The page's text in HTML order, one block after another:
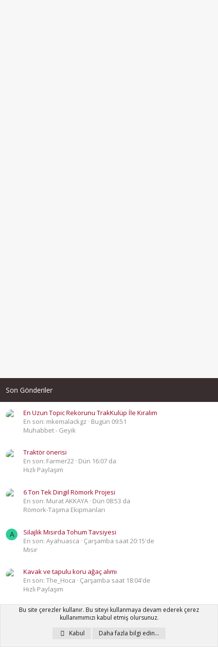
Son Gönderiler
En Uzun Topic Rekorunu TrakKulüp İle Kıralım
En son: mkemalackgz
Bugün 09:51
Muhabbet - Geyik
Traktör önerisi
En son: Farmer22 Dün 16:07 da
Hızlı Paylaşım
6 Ton Tek Dingil Römork Projesi
En son: Murat AKKAYA Dün 08:53 da
Römork-Taşıma Ekipmanları
A
Silajlık Mısırda Tohum Tavsiyesi
En son: Ayahuasca
Çarşamba saat 20:15'de
Mısır
Kavak ve tapulu koru ağaç alımı
En son: The_Hoca
Çarşamba saat 18:04'de
Hızlı Paylaşım
Kurak Araziye Hasat Sonrası Ekim
En son: Uzunyayla Rençberi
Çarşamba saat 00:57'de
Bu site çerezler kullanır. Bu siteyi kullanmaya devam ederek çerez
kullanımımızı kabul etmiş olursunuz.
Kabul
Daha fazla bilgi edin…